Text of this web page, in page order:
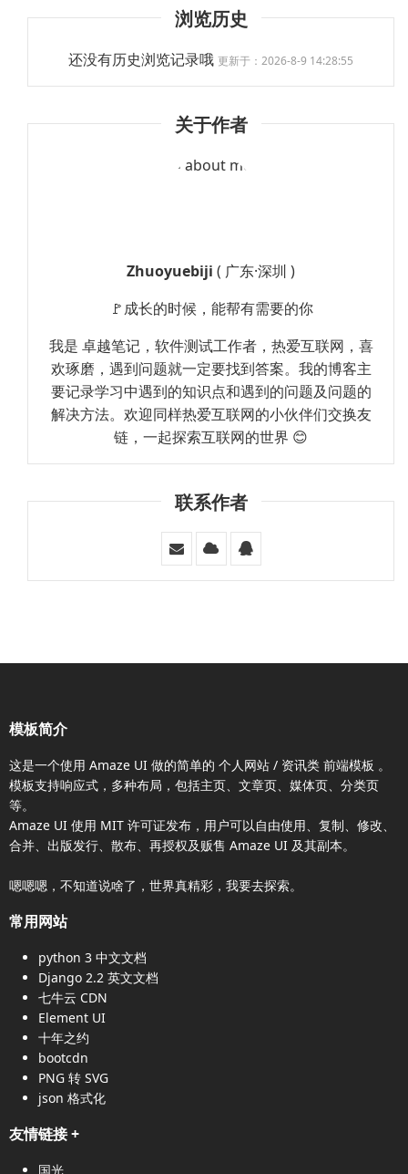
浏览历史
还没有历史浏览记录哦 更新于：2026-8-9 14:28:55
关于作者
Zhuoyuebiji ( 广东·深圳 )
🚩成长的时候，能帮有需要的你
我是 卓越笔记，软件测试工作者，热爱互联网，喜
欢琢磨，遇到问题就一定要找到答案。我的博客主
要记录学习中遇到的知识点和遇到的问题及问题的
解决方法。欢迎同样热爱互联网的小伙伴们交换友
链，一起探索互联网的世界 😊
联系作者
模板简介
这是一个使用 Amaze UI 做的简单的 个人网站 / 资讯类 前端模板 。
模板支持响应式，多种布局，包括主页、文章页、媒体页、分类页
等。
Amaze UI 使用 MIT 许可证发布，用户可以自由使用、复制、修改、
合并、出版发行、散布、再授权及贩售 Amaze UI 及其副本。
嗯嗯嗯，不知道说啥了，世界真精彩，我要去探索。
常用网站
python 3 中文文档
Django 2.2 英文文档
七牛云 CDN
Element UI
十年之约
bootcdn
PNG 转 SVG
json 格式化
友情链接+
国光